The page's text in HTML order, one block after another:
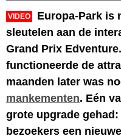
VIDEO
Europa-Park is
sleutelen aan de
Grand Prix
functioneerde de
maanden later was
mankementen. Eén
grote upgrade
bezoekers een